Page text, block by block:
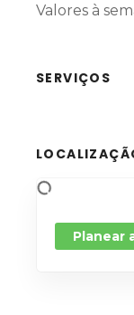
Valores à
SERVIÇOS
Planear